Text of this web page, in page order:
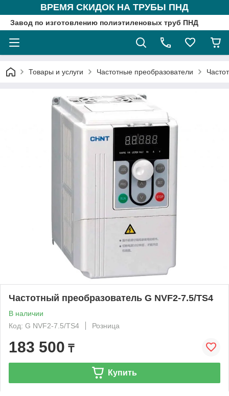
ВРЕМЯ СКИДОК НА ТРУБЫ ПНД
Завод по изготовлению полиэтиленовых труб ПНД
Товары и услуги Частотные преобразователи
Частотный преобразователь G NVF2-7.5/TS4
В наличии
Код: G NVF2-7.5/TS4
Розница
183 500 ₸
Купить